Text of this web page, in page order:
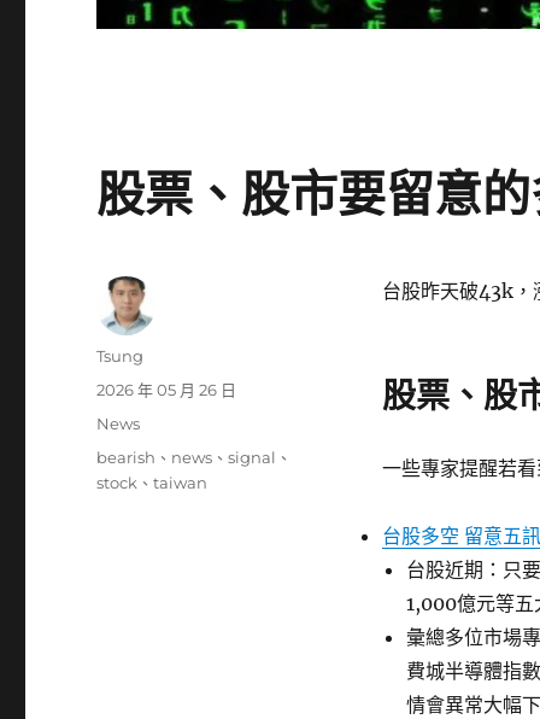
股票、股市要留意
台股昨天破43k，
股票、股
一些專家提醒若
台股多空 留意五
台股近期：只
1,000億元等五
彙總多位市場
費城半導體指
情會異常大幅
作
Tsung
發
期:
2026 年 05 月 26 日
分
類
News
標
籤
bearish 、 news 、signal 、
stock 、taiwan